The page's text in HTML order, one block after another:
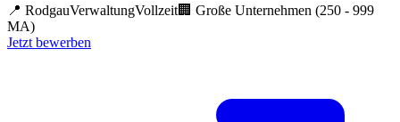
📍 RodgauVerwaltungVollzeit🏢 Große Unternehmen (250 - 999
MA)
Jetzt bewerben